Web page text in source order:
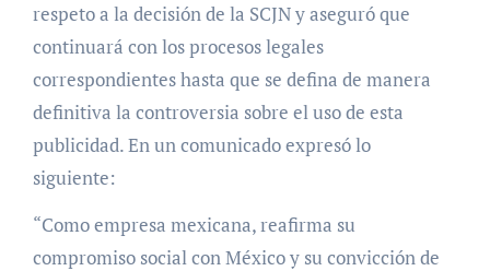
respeto a la decisión de la SCJN y aseguró que
continuará con los procesos legales
correspondientes hasta que se defina de manera
definitiva la controversia sobre el uso de esta
publicidad. En un comunicado expresó lo
siguiente:
“Como empresa mexicana, reafirma su
compromiso social con México y su convicción de